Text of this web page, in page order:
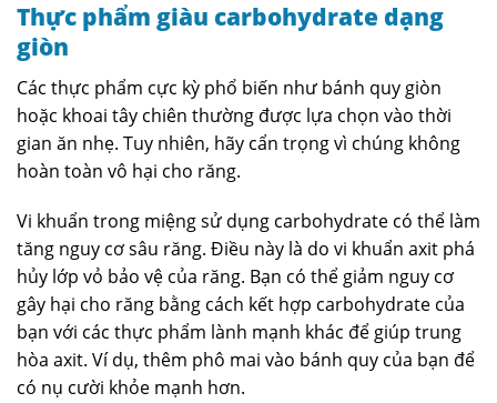
Thực phẩm giàu carbohydrate dạng
giòn
Các thực phẩm cực kỳ phổ biến như bánh quy giòn
hoặc khoai tây chiên thường được lựa chọn vào thời
gian ăn nhẹ. Tuy nhiên, hãy cẩn trọng vì chúng không
hoàn toàn vô hại cho răng.
Vi khuẩn trong miệng sử dụng carbohydrate có thể làm
tăng nguy cơ sâu răng. Điều này là do vi khuẩn axit phá
hủy lớp vỏ bảo vệ của răng. Bạn có thể giảm nguy cơ
gây hại cho răng bằng cách kết hợp carbohydrate của
bạn với các thực phẩm lành mạnh khác để giúp trung
hòa axit. Ví dụ, thêm phô mai vào bánh quy của bạn để
có nụ cười khỏe mạnh hơn.